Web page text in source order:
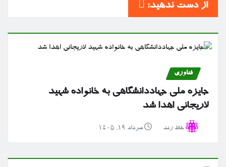
از دست ندهید:
فناوری
جایزه ملی جهاددانشگاهی به خانواده شهید
لاریجانی اهدا شد
خط رند مرداد ۱۹, ۱۴۰۵